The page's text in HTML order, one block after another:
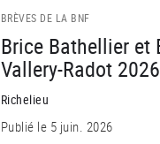
BRÈVES DE LA BNF
Brice Bathellier et
Vallery-Radot 2026
Richelieu
Publié le 5 juin. 2026